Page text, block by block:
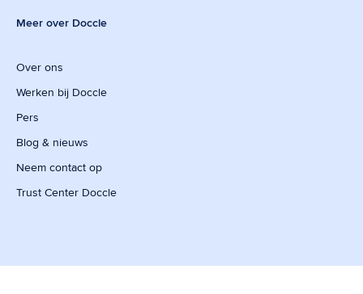
Meer over Doccle
Over ons
Werken bij Doccle
Pers
Blog & nieuws
Neem contact op
Trust Center Doccle